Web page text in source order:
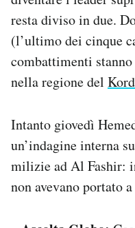
resta diviso in due.
(l’ultimo dei cinque
combattimenti
nella regione del
Intanto giovedì
un’indagine interna
milizie ad Al Fashir:
non avevano portato